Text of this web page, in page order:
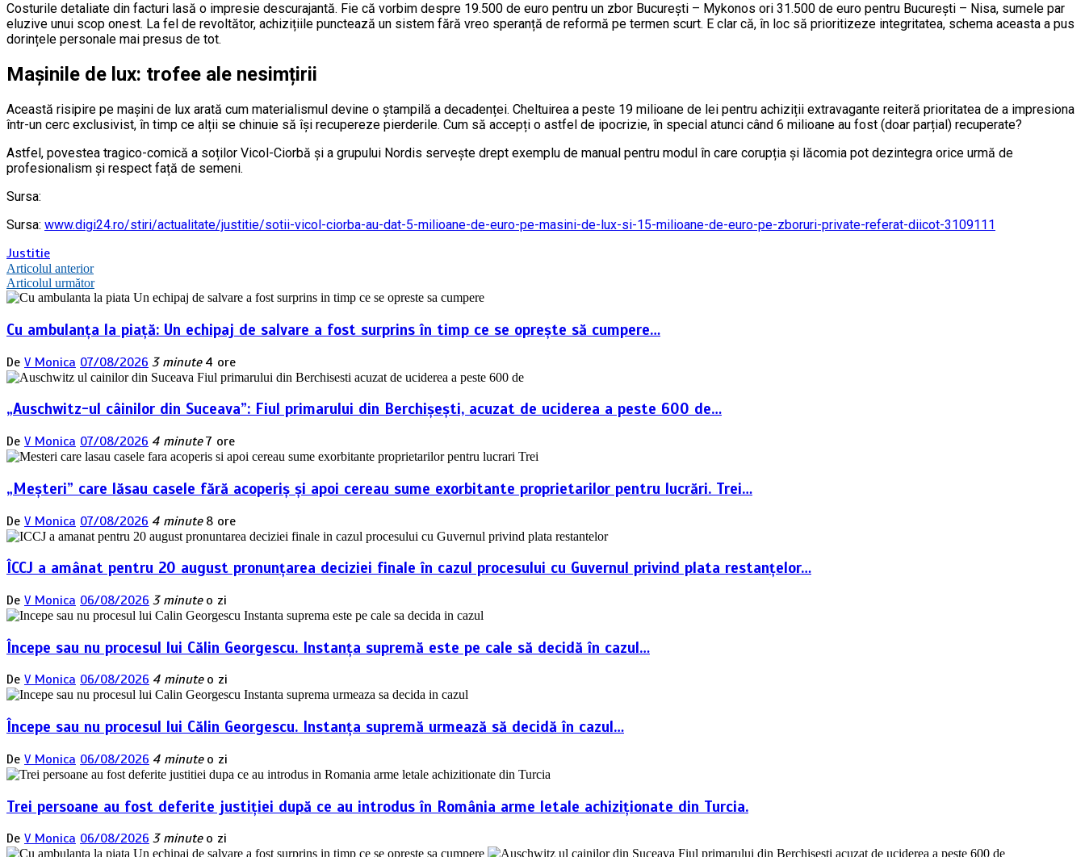
Costurile detaliate din facturi lasă o impresie descurajantă. Fie că vorbim despre 19.500 de euro pentru un zbor București – Mykonos ori 31.500 de euro pentru București – Nisa, sumele par
eluzive unui scop onest. La fel de revoltător, achizițiile punctează un sistem fără vreo speranță de reformă pe termen scurt. E clar că, în loc să prioritizeze integritatea, schema aceasta a pus
dorințele personale mai presus de tot.
Mașinile de lux: trofee ale nesimțirii
Această risipire pe mașini de lux arată cum materialismul devine o ștampilă a decadenței. Cheltuirea a peste 19 milioane de lei pentru achiziții extravagante reiteră prioritatea de a impresiona
într-un cerc exclusivist, în timp ce alții se chinuie să își recupereze pierderile. Cum să accepți o astfel de ipocrizie, în special atunci când 6 milioane au fost (doar parțial) recuperate?
Astfel, povestea tragico-comică a soților Vicol-Ciorbă și a grupului Nordis servește drept exemplu de manual pentru modul în care corupția și lăcomia pot dezintegra orice urmă de
profesionalism și respect față de semeni.
Sursa:
Sursa: www.digi24.ro/stiri/actualitate/justitie/sotii-vicol-ciorba-au-dat-5-milioane-de-euro-pe-masini-de-lux-si-15-milioane-de-euro-pe-zboruri-private-referat-diicot-3109111
Justitie
Navigare
în
Articolul anterior
Articolul următor
Cu ambulanța la piață: Un echipaj de salvare a fost surprins în timp ce se oprește să cumpere…
De V Monica 07/08/2026 3 minute 4 ore
„Auschwitz-ul câinilor din Suceava”: Fiul primarului din Berchișești, acuzat de uciderea a peste 600 de…
De V Monica 07/08/2026 4 minute 7 ore
„Meșteri” care lăsau casele fără acoperiș și apoi cereau sume exorbitante proprietarilor pentru lucrări. Trei…
De V Monica 07/08/2026 4 minute 8 ore
ÎCCJ a amânat pentru 20 august pronunțarea deciziei finale în cazul procesului cu Guvernul privind plata restanțelor…
De V Monica 06/08/2026 3 minute o zi
Începe sau nu procesul lui Călin Georgescu. Instanța supremă este pe cale să decidă în cazul…
De V Monica 06/08/2026 4 minute o zi
Începe sau nu procesul lui Călin Georgescu. Instanța supremă urmează să decidă în cazul…
De V Monica 06/08/2026 4 minute o zi
Trei persoane au fost deferite justiției după ce au introdus în România arme letale achiziționate din Turcia.
De V Monica 06/08/2026 3 minute o zi